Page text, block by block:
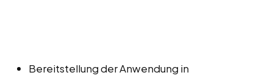
Bereitstellung der Anwendung in